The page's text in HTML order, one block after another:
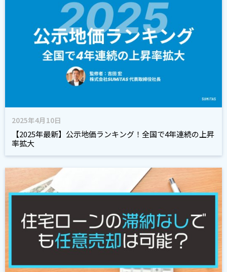
2025年4月10日
【2025年最新】公示地価ランキング！全国で4年連続の上昇
率拡大